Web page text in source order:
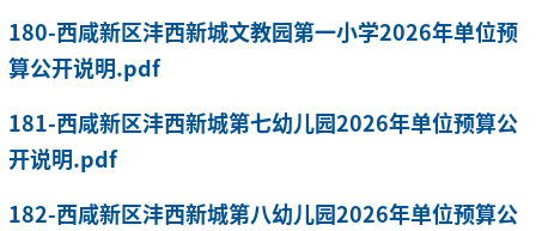
180-西咸新区沣西新城文教园第一小学2026年单位预
算公开说明.pdf
181-西咸新区沣西新城第七幼儿园2026年单位预算公
开说明.pdf
182-西咸新区沣西新城第八幼儿园2026年单位预算公